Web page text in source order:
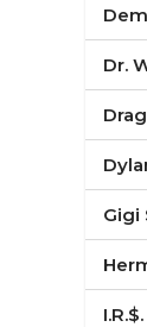
Dr.
Gigi
I.R.$.